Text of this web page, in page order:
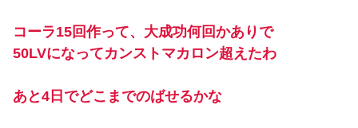
コーラ15回作って、大成功何回かありで
50LVになってカンストマカロン超えたわ
あと4日でどこまでのばせるかな